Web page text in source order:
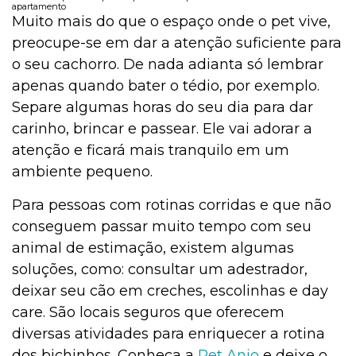
apartamento
Muito mais do que o espaço onde o pet vive,
preocupe-se em dar a atenção suficiente para
o seu cachorro. De nada adianta só lembrar
apenas quando bater o tédio, por exemplo.
Separe algumas horas do seu dia para dar
carinho, brincar e passear. Ele vai adorar a
atenção e ficará mais tranquilo em um
ambiente pequeno.
Para pessoas com rotinas corridas e que não
conseguem passar muito tempo com seu
animal de estimação, existem algumas
soluções, como: consultar um adestrador,
deixar seu cão em creches, escolinhas e day
care. São locais seguros que oferecem
diversas atividades para enriquecer a rotina